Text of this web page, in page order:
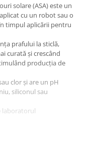
solare (ASA) este un
cu un robot sau o
timpul aplicării pentru
prafului la sticlă,
curată și crescând
producția de
clor și are un pH
siliconul sau
laboratorul
a